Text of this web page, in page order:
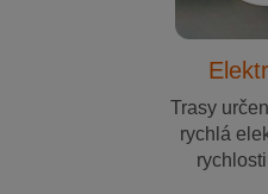
Trasy
rychlá